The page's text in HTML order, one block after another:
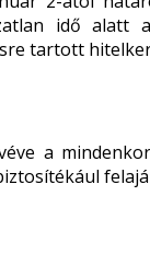
idő alatt
tartott
a